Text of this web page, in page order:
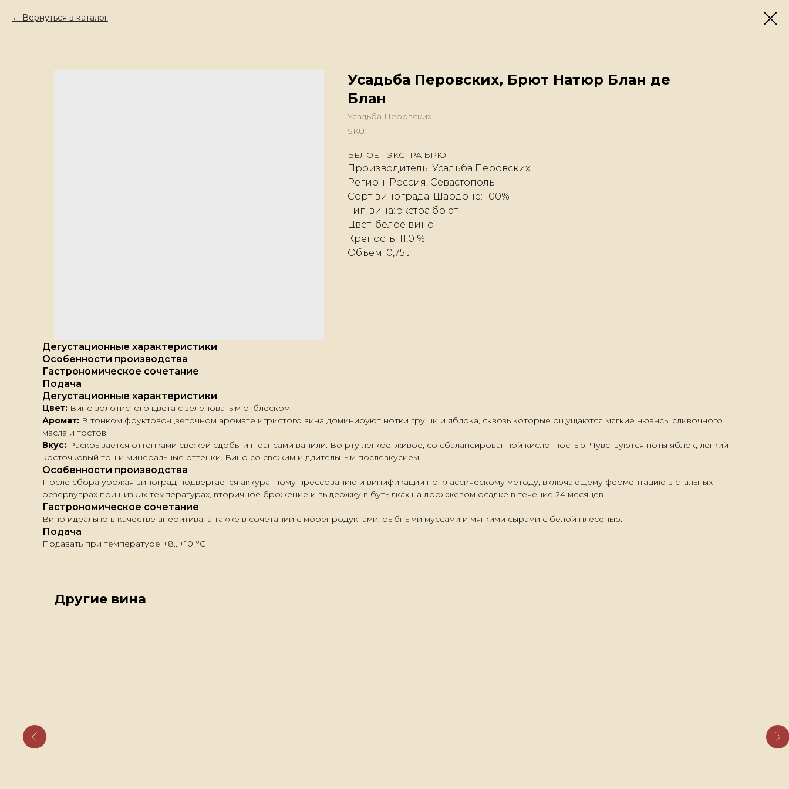
Вернуться в каталог
Усадьба Перовских, Брют Натюр Блан де
Блан
Усадьба Перовских
SKU:
БЕЛОЕ | ЭКСТРА БРЮТ
Производитель: Усадьба Перовских
Регион: Россия, Севастополь
Сорт винограда: Шардоне: 100%
Тип вина: экстра брют
Цвет: белое вино
Крепость: 11,0 %
Объем: 0,75 л
Дегустационные характеристики
Особенности производства
Гастрономическое сочетание
Подача
Дегустационные характеристики
Цвет: Вино золотистого цвета с зеленоватым отблеском.
Аромат: В тонком фруктово-цветочном аромате игристого вина доминируют нотки груши и яблока, сквозь которые ощущаются мягкие нюансы сливочного
масла и тостов.
Вкус: Раскрывается оттенками свежей сдобы и нюансами ванили. Во рту легкое, живое, со сбалансированной кислотностью. Чувствуются ноты яблок, легкий
косточковый тон и минеральные оттенки. Вино со свежим и длительным послевкусием
Особенности производства
После сбора урожая виноград подвергается аккуратному прессованию и винификации по классическому методу, включающему ферментацию в стальных
резервуарах при низких температурах, вторичное брожение и выдержку в бутылках на дрожжевом осадке в течение 24 месяцев.
Гастрономическое сочетание
Вино идеально в качестве аперитива, а также в сочетании с морепродуктами, рыбными муссами и мягкими сырами с белой плесенью.
Подача
Подавать при температуре +8...+10 °С
Другие вина